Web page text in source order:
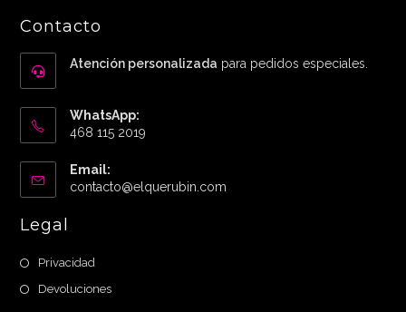
Contacto
Atención personalizada para pedidos especiales.
WhatsApp:
468 115 2019
Email:
contacto@elquerubin.com
Legal
Privacidad
Devoluciones